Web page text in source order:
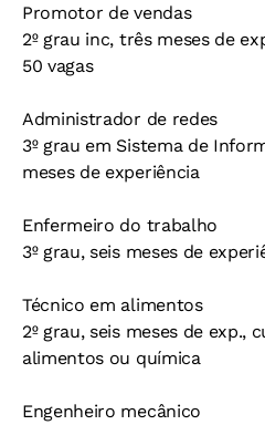
Promotor de vendas
2º grau inc, três meses de
50 vagas
Administrador de redes
3º grau em Sistema de
meses de experiência
Enfermeiro do trabalho
3º grau, seis meses de
Técnico em alimentos
2º grau, seis meses de exp.,
alimentos ou química
Engenheiro mecânico